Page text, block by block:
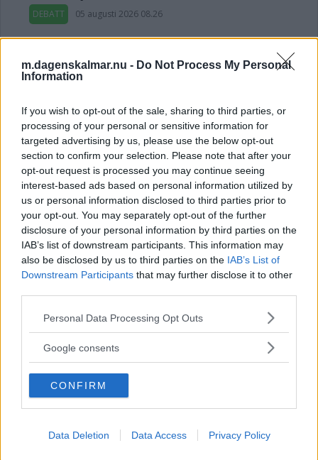
m.dagenskalmar.nu - Do Not Process My Personal
Information
If you wish to opt-out of the sale, sharing to third parties, or
processing of your personal or sensitive information for
targeted advertising by us, please use the below opt-out
section to confirm your selection. Please note that after your
opt-out request is processed you may continue seeing
interest-based ads based on personal information utilized by
us or personal information disclosed to third parties prior to
your opt-out. You may separately opt-out of the further
disclosure of your personal information by third parties on the
IAB’s list of downstream participants. This information may
also be disclosed by us to third parties on the IAB’s List of
Downstream Participants that may further disclose it to other
Please note that this website/app uses one or more Google
not limited to your visit or usage behaviour. You may click to
use your data for below specified purposes in below Google
consent section.
Personal Data Processing Opt Outs
Google consents
CONFIRM
Data Deletion Data Access Privacy Policy
DEBATT 05 augusti 2026 08.26
DEBATT: Sverige har inte råd med
ålderism
DEBATT 05 augusti 2026 06.00
Annons:
DEBATT: Värna våra svenska
värderingar
04 augusti 2026 17.00
DEBATT: Stoppa nedläggningen av
Centrumskolan
DEBATT 04 augusti 2026 07.43